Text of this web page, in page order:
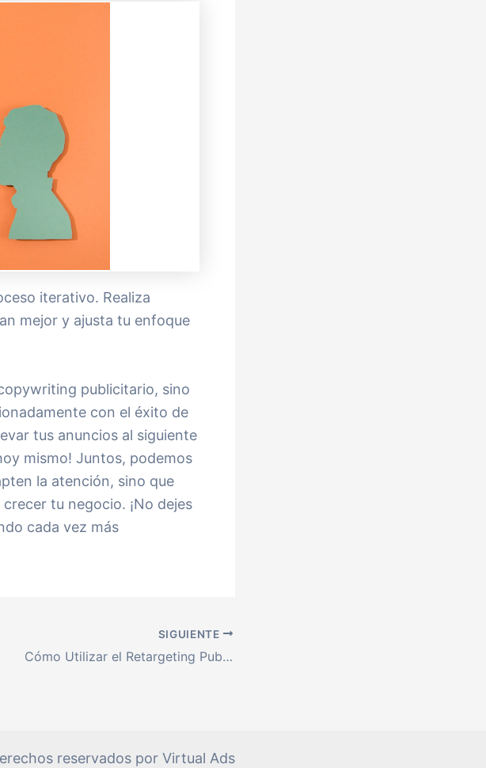
iterativo. Realiza
mejor y ajusta tu enfoque
publicitario, sino
con el éxito de
tus anuncios al siguiente
mismo! Juntos, podemos
la atención, sino que
tu negocio. ¡No dejes
cada vez más
SIGUIENTE
Cómo Utilizar el Retargeting Publicitario para Atraer a tus Clientes Potenciales
reservados por Virtual Ads